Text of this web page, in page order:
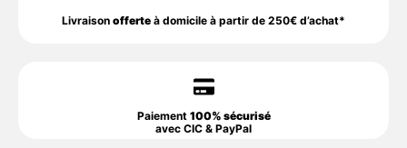
Livraison offerte à domicile à partir de 250€ d’achat*
Paiement 100% sécurisé
avec CIC & PayPal